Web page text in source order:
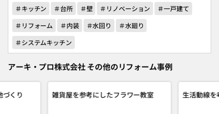
＃キッチン ＃台所 ＃壁 ＃リノベーション
＃一戸建て
＃リフォーム
＃内装 ＃水回り
＃水廻り
＃システムキッチン
アーキ・プロ株式会社 その他のリフォーム事例
くり 雑貨屋を参考にしたフラワー教室 生活動線を